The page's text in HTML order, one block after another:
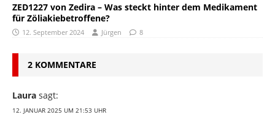
ZED1227 von Zedira – Was steckt hinter dem Medikament
für Zöliakiebetroffene?
12. September 2024 Jürgen 8
2 KOMMENTARE
Laura sagt:
12. JANUAR 2025 UM 21:53 UHR